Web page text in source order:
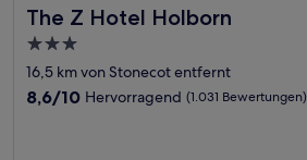
The Z Hotel Holborn
The Z Hotel Holborn
3.0-
Sterne-
Unterkunft
16,5 km von Stonecot entfernt
8.6
8,6/10 Hervorragend (1.031 Bewertungen)